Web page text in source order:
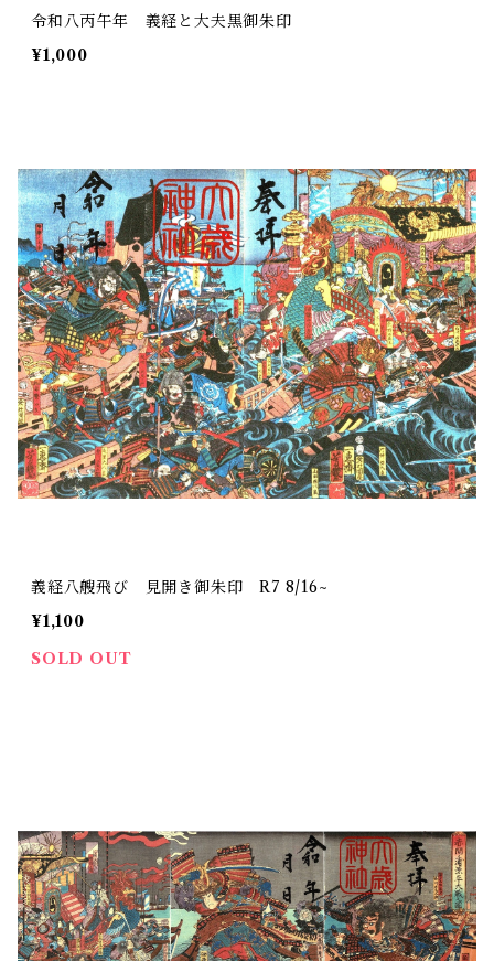
令和八丙午年 義経と大夫黒御朱印
¥1,000
義経八艘飛び 見開き御朱印 R7 8/16~
¥1,100
SOLD OUT